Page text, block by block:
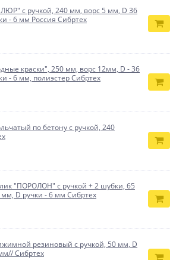
с ручкой, 240 мм, ворс 5 мм, D 36
- 6 мм Россия Сибртех
краски", 250 мм, ворс 12мм, D - 36
- 6 мм, полиэстер Сибртех
по бетону с ручкой, 240
"ПОРОЛОН" с ручкой + 2 шубки, 65
D ручки - 6 мм Сибртех
резиновый с ручкой, 50 мм, D
Сибртех